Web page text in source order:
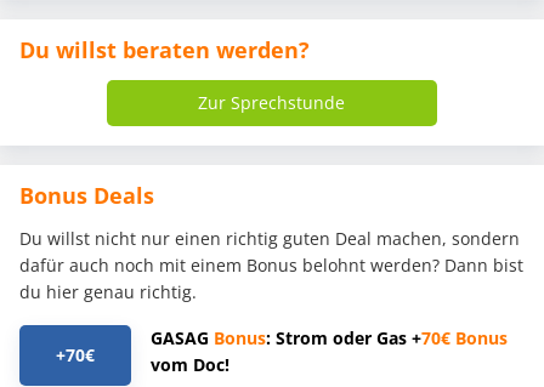
Du willst beraten werden?
Zur Sprechstunde
Bonus Deals
Du willst nicht nur einen richtig guten Deal machen, sondern
dafür auch noch mit einem Bonus belohnt werden? Dann bist
du hier genau richtig.
+70€
GASAG Bonus: Strom oder Gas +70€ Bonus
vom Doc!